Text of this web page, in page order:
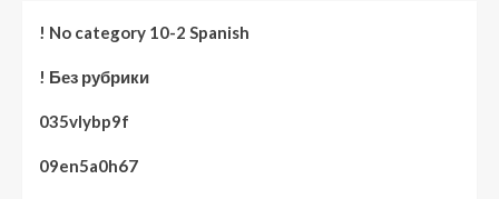
! No category 10-2 Spanish
! Без рубрики
035vlybp9f
09en5a0h67